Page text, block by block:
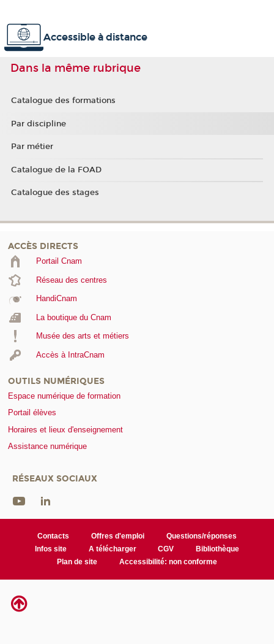
Accessible à distance
Dans la même rubrique
Catalogue des formations
Par discipline
Par métier
Catalogue de la FOAD
Catalogue des stages
ACCÈS DIRECTS
Portail Cnam
Réseau des centres
HandiCnam
La boutique du Cnam
Musée des arts et métiers
Accès à IntraCnam
OUTILS NUMÉRIQUES
Espace numérique de formation
Portail élèves
Horaires et lieux d'enseignement
Assistance numérique
RÉSEAUX SOCIAUX
Contacts Offres d'emploi
Questions/réponses
Infos site
A télécharger CGV
Bibliothèque
Plan de site
Accessibilité: non conforme